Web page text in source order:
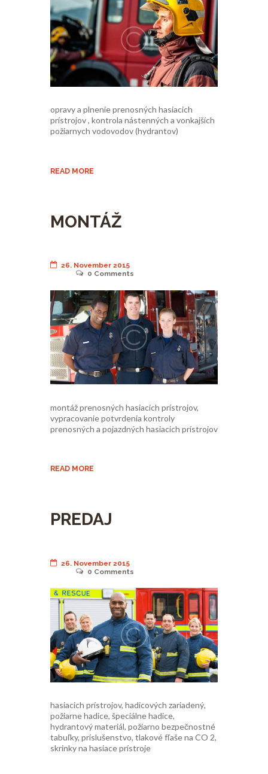
opravy a plnenie prenosných hasiacich
prístrojov , kontrola nástenných a vonkajších
požiarnych vodovodov (hydrantov)
READ MORE
MONTÁŽ
26. November 2015
0 Comments
montáž prenosných hasiacich prístrojov,
vypracovanie potvrdenia kontroly
prenosných a pojazdných hasiacich prístrojov
READ MORE
PREDAJ
26. November 2015
0 Comments
hasiacich prístrojov, hadicových zariadený,
požiarne hadice, špeciálne hadice,
hydrantový materiál, požiarno bezpečnostné
tabuľky, príslušenstvo, tlakové fľaše na CO 2,
skrinky na hasiace prístroje